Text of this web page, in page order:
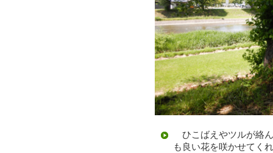
ひこばえやツルが絡
も良い花を咲かせてく